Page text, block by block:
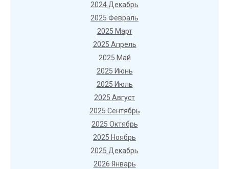
2024 Декабрь
2025 Февраль
2025 Март
2025 Апрель
2025 Май
2025 Июнь
2025 Июль
2025 Август
2025 Сентябрь
2025 Октябрь
2025 Ноябрь
2025 Декабрь
2026 Январь